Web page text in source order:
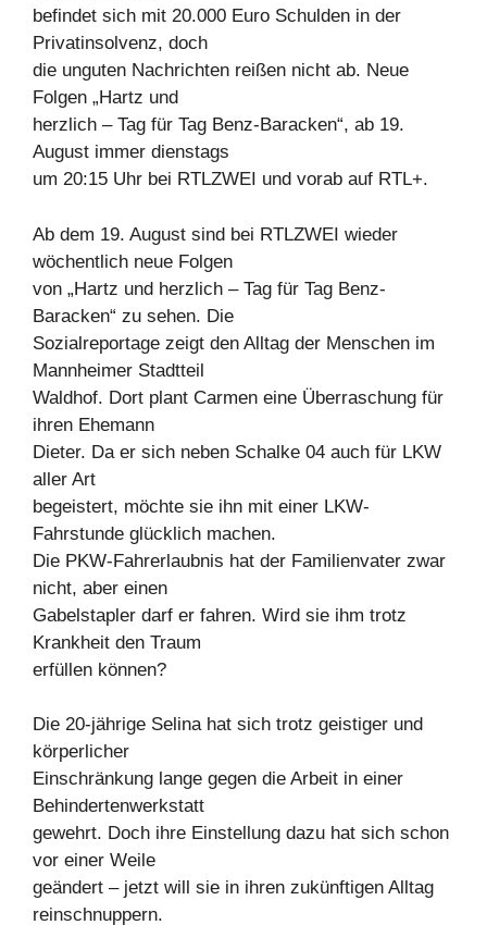
befindet sich mit 20.000 Euro Schulden in der
Privatinsolvenz, doch
die unguten Nachrichten reißen nicht ab. Neue
Folgen „Hartz und
herzlich – Tag für Tag Benz-Baracken“, ab 19.
August immer dienstags
um 20:15 Uhr bei RTLZWEI und vorab auf RTL+.
Ab dem 19. August sind bei RTLZWEI wieder
wöchentlich neue Folgen
von „Hartz und herzlich – Tag für Tag Benz-
Baracken“ zu sehen. Die
Sozialreportage zeigt den Alltag der Menschen im
Mannheimer Stadtteil
Waldhof. Dort plant Carmen eine Überraschung für
ihren Ehemann
Dieter. Da er sich neben Schalke 04 auch für LKW
aller Art
begeistert, möchte sie ihn mit einer LKW-
Fahrstunde glücklich machen.
Die PKW-Fahrerlaubnis hat der Familienvater zwar
nicht, aber einen
Gabelstapler darf er fahren. Wird sie ihm trotz
Krankheit den Traum
erfüllen können?
Die 20-jährige Selina hat sich trotz geistiger und
körperlicher
Einschränkung lange gegen die Arbeit in einer
Behindertenwerkstatt
gewehrt. Doch ihre Einstellung dazu hat sich schon
vor einer Weile
geändert – jetzt will sie in ihren zukünftigen Alltag
reinschnuppern.